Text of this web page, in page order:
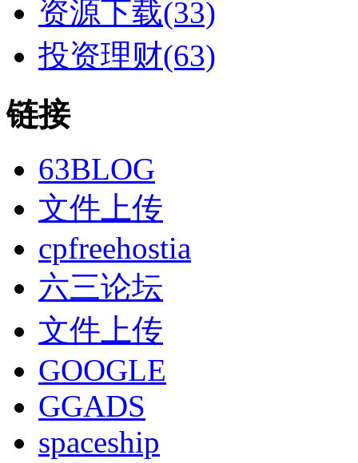
资源下载(33)
投资理财(63)
链接
63BLOG
文件上传
cpfreehostia
六三论坛
文件上传
GOOGLE
GGADS
spaceship